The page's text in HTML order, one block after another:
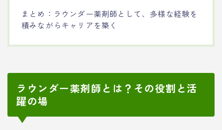
まとめ：ラウンダー薬剤師として、多様な経験を
積みながらキャリアを築く
ラウンダー薬剤師とは？その役割と活
躍の場